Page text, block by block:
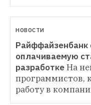
НОВОСТИ
Райффайзенбанк
оплачиваемую
разработкеНа
программистов,
работу в